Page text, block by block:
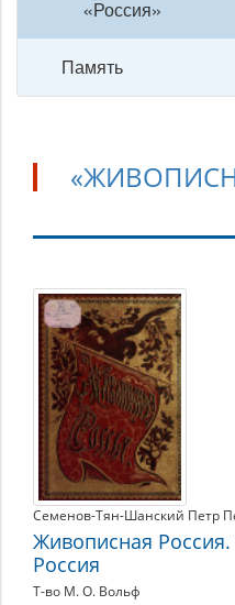
«Россия»
Память
«Живописная
Россия»
Семенов-Тян-Шанский Петр
Живописная
Россия
Т-во М. О. Вольф